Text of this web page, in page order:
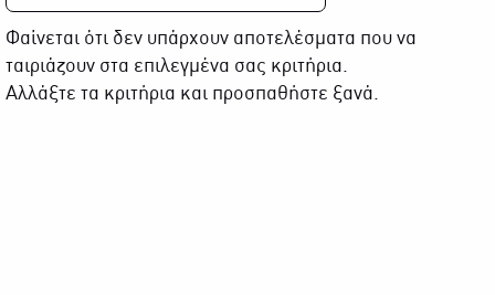
Φαίνεται ότι δεν υπάρχουν αποτελέσματα που να
ταιριάζουν στα επιλεγμένα σας κριτήρια.
Αλλάξτε τα κριτήρια και προσπαθήστε ξανά.